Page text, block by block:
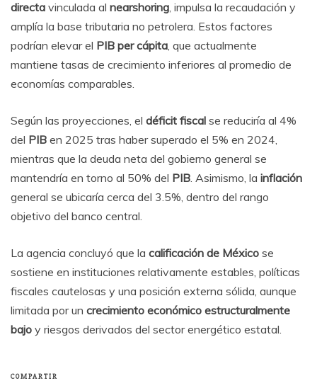
directa vinculada al nearshoring, impulsa la recaudación y
amplía la base tributaria no petrolera. Estos factores
podrían elevar el PIB per cápita, que actualmente
mantiene tasas de crecimiento inferiores al promedio de
economías comparables.
Según las proyecciones, el déficit fiscal se reduciría al 4%
del PIB en 2025 tras haber superado el 5% en 2024,
mientras que la deuda neta del gobierno general se
mantendría en torno al 50% del PIB. Asimismo, la inflación
general se ubicaría cerca del 3.5%, dentro del rango
objetivo del banco central.
La agencia concluyó que la calificación de México se
sostiene en instituciones relativamente estables, políticas
fiscales cautelosas y una posición externa sólida, aunque
limitada por un crecimiento económico estructuralmente
bajo y riesgos derivados del sector energético estatal.
COMPARTIR